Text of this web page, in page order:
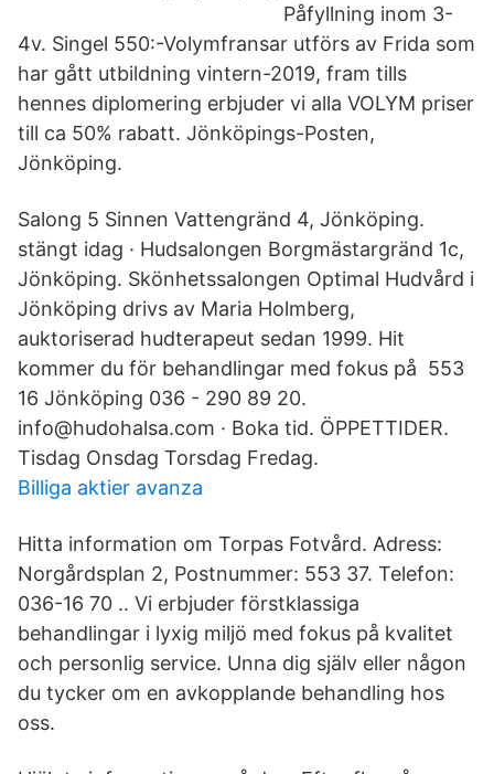
Påfyllning inom 3-
4v. Singel 550:-Volymfransar utförs av Frida som
har gått utbildning vintern-2019, fram tills
hennes diplomering erbjuder vi alla VOLYM priser
till ca 50% rabatt. Jönköpings-Posten,
Jönköping.
Salong 5 Sinnen Vattengränd 4, Jönköping.
stängt idag · Hudsalongen Borgmästargränd 1c,
Jönköping. Skönhetssalongen Optimal Hudvård i
Jönköping drivs av Maria Holmberg,
auktoriserad hudterapeut sedan 1999. Hit
kommer du för behandlingar med fokus på 553
16 Jönköping 036 - 290 89 20.
info@hudohalsa.com · Boka tid. ÖPPETTIDER.
Tisdag Onsdag Torsdag Fredag.
Billiga aktier avanza
Hitta information om Torpas Fotvård. Adress:
Norgårdsplan 2, Postnummer: 553 37. Telefon:
036-16 70 .. Vi erbjuder förstklassiga
behandlingar i lyxig miljö med fokus på kvalitet
och personlig service. Unna dig själv eller någon
du tycker om en avkopplande behandling hos
oss.